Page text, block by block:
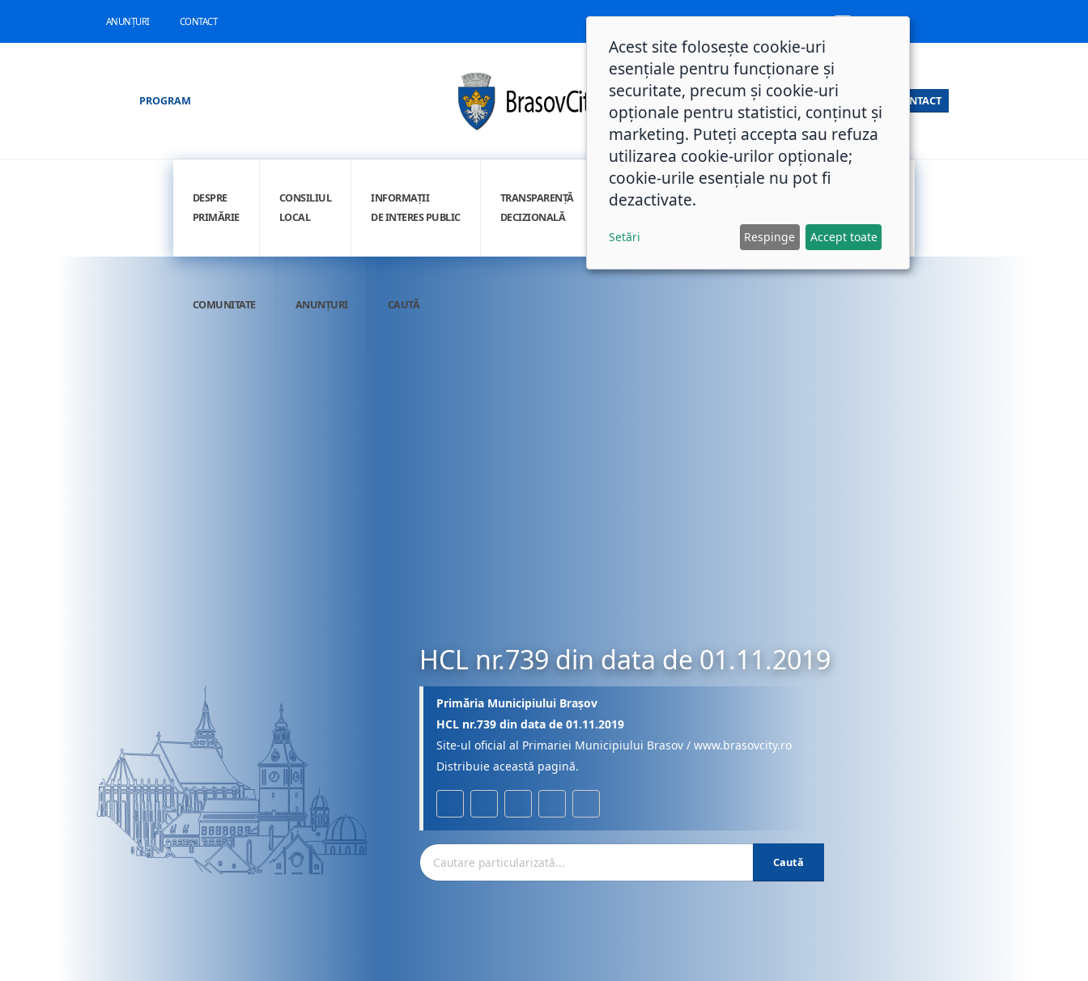
ANUNȚURI CONTACT
PROGRAM CONTACT
DESPRE
PRIMĂRIE
CONSILIUL
LOCAL
INFORMAȚII
DE INTERES PUBLIC
TRANSPARENȚĂ
DECIZIONALĂ
INTEGRITATE
COMUNITATE ANUNȚURI CAUTĂ
HCL nr.739 din data de 01.11.2019
Primăria Municipiului Brașov
HCL nr.739 din data de 01.11.2019
Site-ul oficial al Primariei Municipiului Brasov / www.brasovcity.ro
Distribuie această pagină.
Caută
Acest site folosește cookie-uri
esențiale pentru funcționare și
securitate, precum și cookie-uri
opționale pentru statistici, conținut și
marketing. Puteți accepta sau refuza
utilizarea cookie-urilor opționale;
cookie-urile esențiale nu pot fi
dezactivate.
Setări Respinge Accept toate